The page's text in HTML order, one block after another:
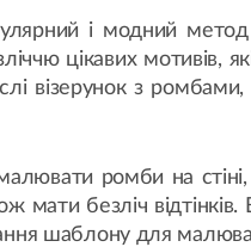
і модний
цікавих мотивів,
візерунок з
ромби на
мати безліч
шаблону для